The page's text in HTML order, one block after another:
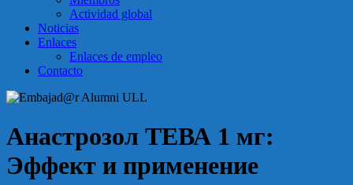
Actividad global
Noticias
Enlaces
Enlaces de empleo
Contacto
Анастрозол ТЕВА 1 мг:
Эффект и применение